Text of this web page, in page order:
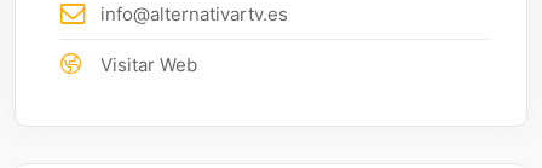
info@alternativartv.es
Visitar Web